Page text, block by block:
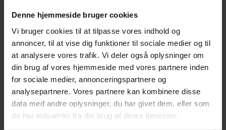
Denne hjemmeside bruger cookies
Vi bruger cookies til at tilpasse vores indhold og
annoncer, til at vise dig funktioner til sociale medier og til
at analysere vores trafik. Vi deler også oplysninger om
din brug af vores hjemmeside med vores partnere inden
for sociale medier, annonceringspartnere og
analysepartnere. Vores partnere kan kombinere disse
data med andre oplysninger, du har givet dem, eller som
de har indsamlet fra din brug af deres tjenester.
KONTAKTINFO
GODE RÅD OG INFO
BETINGELSER
PRIVATLIVSPOLITIK
OM VITO MC TOURS
KONTAKT
MC-REJSER